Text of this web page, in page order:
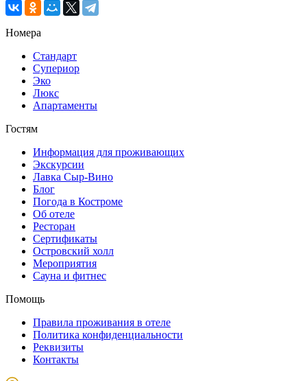
Номера
Стандарт
Супериор
Эко
Люкс
Апартаменты
Гостям
Информация для проживающих
Экскурсии
Лавка Сыр-Вино
Блог
Погода в Костроме
Об отеле
Ресторан
Сертификаты
Островский холл
Мероприятия
Сауна и фитнес
Помощь
Правила проживания в отеле
Политика конфиденциальности
Реквизиты
Контакты